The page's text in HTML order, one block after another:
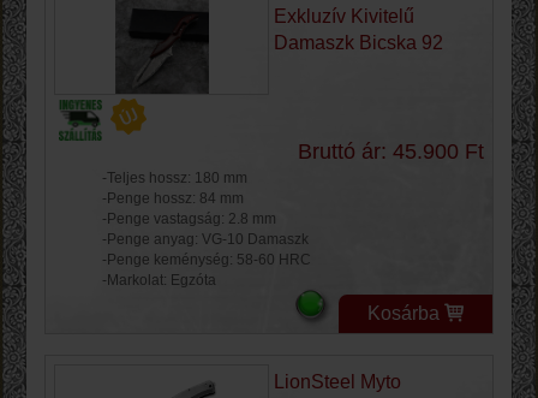
Exkluzív Kivitelű
Damaszk Bicska 92
Bruttó ár: 45.900 Ft
-Teljes hossz: 180 mm
-Penge hossz: 84 mm
-Penge vastagság: 2.8 mm
-Penge anyag: VG-10 Damaszk
-Penge keménység: 58-60 HRC
-Markolat: Egzóta
Kosárba
LionSteel Myto